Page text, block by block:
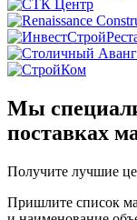
Мы
поставках
Получите лучшие
Пришлите список